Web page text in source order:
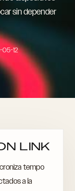
sin depender
12
LINK
tempo
a la